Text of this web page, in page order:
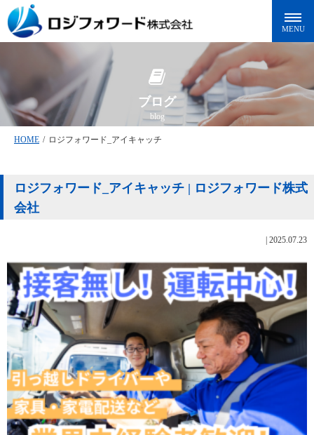
ブログ
blog
HOME / ロジフォワード_アイキャッチ
ロジフォワード_アイキャッチ | ロジフォワード株式
会社
2025.07.23